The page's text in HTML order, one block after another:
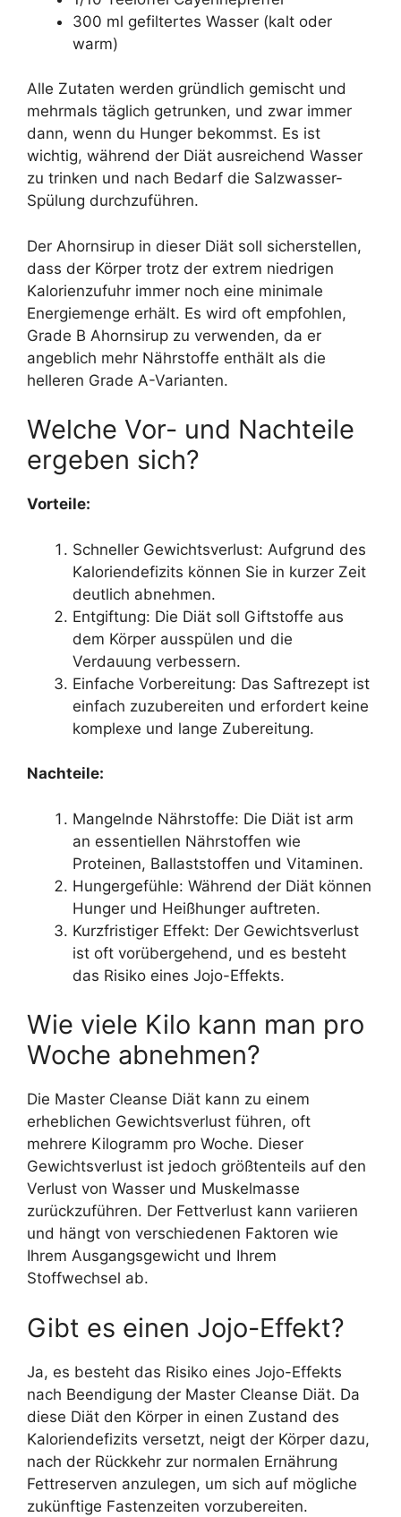
300 ml gefiltertes Wasser (kalt oder
warm)
Alle Zutaten werden gründlich gemischt und
mehrmals täglich getrunken, und zwar immer
dann, wenn du Hunger bekommst. Es ist
wichtig, während der Diät ausreichend Wasser
zu trinken und nach Bedarf die Salzwasser-
Spülung durchzuführen.
Der Ahornsirup in dieser Diät soll sicherstellen,
dass der Körper trotz der extrem niedrigen
Kalorienzufuhr immer noch eine minimale
Energiemenge erhält. Es wird oft empfohlen,
Grade B Ahornsirup zu verwenden, da er
angeblich mehr Nährstoffe enthält als die
helleren Grade A-Varianten.
Welche Vor- und Nachteile
ergeben sich?
Vorteile:
Schneller Gewichtsverlust: Aufgrund des
Kaloriendefizits können Sie in kurzer Zeit
deutlich abnehmen.
Entgiftung: Die Diät soll Giftstoffe aus
dem Körper ausspülen und die
Verdauung verbessern.
Einfache Vorbereitung: Das Saftrezept ist
einfach zuzubereiten und erfordert keine
komplexe und lange Zubereitung.
Nachteile:
Mangelnde Nährstoffe: Die Diät ist arm
an essentiellen Nährstoffen wie
Proteinen, Ballaststoffen und Vitaminen.
Hungergefühle: Während der Diät können
Hunger und Heißhunger auftreten.
Kurzfristiger Effekt: Der Gewichtsverlust
ist oft vorübergehend, und es besteht
das Risiko eines Jojo-Effekts.
Wie viele Kilo kann man pro
Woche abnehmen?
Die Master Cleanse Diät kann zu einem
erheblichen Gewichtsverlust führen, oft
mehrere Kilogramm pro Woche. Dieser
Gewichtsverlust ist jedoch größtenteils auf den
Verlust von Wasser und Muskelmasse
zurückzuführen. Der Fettverlust kann variieren
und hängt von verschiedenen Faktoren wie
Ihrem Ausgangsgewicht und Ihrem
Stoffwechsel ab.
Gibt es einen Jojo-Effekt?
Ja, es besteht das Risiko eines Jojo-Effekts
nach Beendigung der Master Cleanse Diät. Da
diese Diät den Körper in einen Zustand des
Kaloriendefizits versetzt, neigt der Körper dazu,
nach der Rückkehr zur normalen Ernährung
Fettreserven anzulegen, um sich auf mögliche
zukünftige Fastenzeiten vorzubereiten.